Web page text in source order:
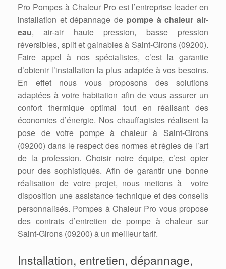
Pro Pompes à Chaleur Pro est l’entreprise leader en
installation et dépannage de pompe à chaleur air-
eau, air-air haute pression, basse pression
réversibles, split et gainables à Saint-Girons (09200).
Faire appel à nos spécialistes, c’est la garantie
d’obtenir l’installation la plus adaptée à vos besoins.
En effet nous vous proposons des solutions
adaptées à votre habitation afin de vous assurer un
confort thermique optimal tout en réalisant des
économies d’énergie. Nos chauffagistes réalisent la
pose de votre pompe à chaleur à Saint-Girons
(09200) dans le respect des normes et règles de l’art
de la profession. Choisir notre équipe, c’est opter
pour des sophistiqués. Afin de garantir une bonne
réalisation de votre projet, nous mettons à votre
disposition une assistance technique et des conseils
personnalisés. Pompes à Chaleur Pro vous propose
des contrats d’entretien de pompe à chaleur sur
Saint-Girons (09200) à un meilleur tarif.
Installation, entretien, dépannage,